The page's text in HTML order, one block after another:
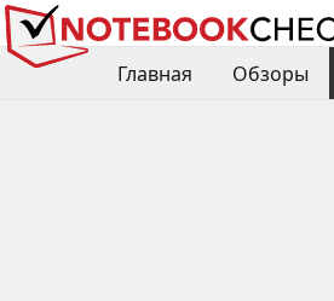
Главная Обзоры